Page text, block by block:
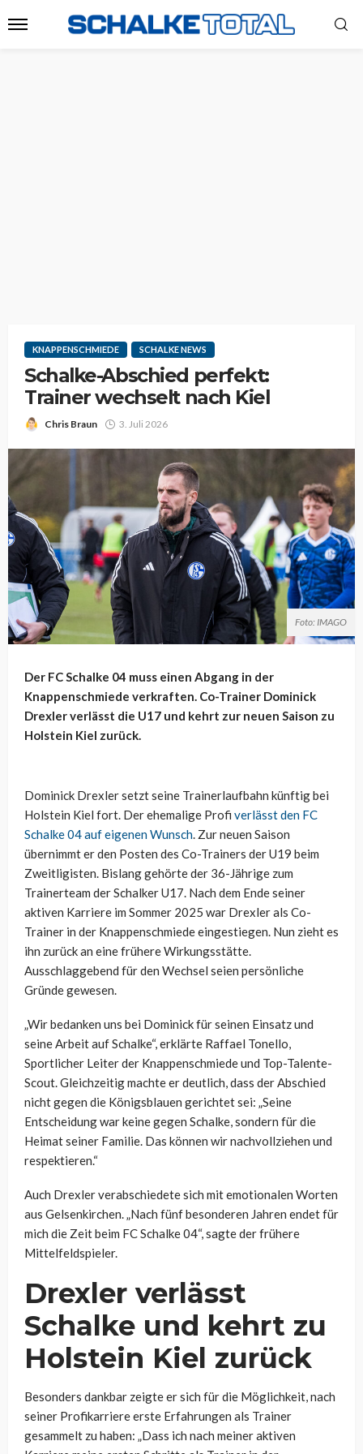
KNAPPENSCHMIEDE SCHALKE NEWS
Schalke-Abschied perfekt:
Trainer wechselt nach Kiel
Chris Braun 3. Juli 2026
Foto: IMAGO
Der FC Schalke 04 muss einen Abgang in der
Knappenschmiede verkraften. Co-Trainer Dominick
Drexler verlässt die U17 und kehrt zur neuen Saison zu
Holstein Kiel zurück.
Dominick Drexler setzt seine Trainerlaufbahn künftig bei
Holstein Kiel fort. Der ehemalige Profi verlässt den FC
Schalke 04 auf eigenen Wunsch. Zur neuen Saison
übernimmt er den Posten des Co-Trainers der U19 beim
Zweitligisten. Bislang gehörte der 36-Jährige zum
Trainerteam der Schalker U17. Nach dem Ende seiner
aktiven Karriere im Sommer 2025 war Drexler als Co-
Trainer in der Knappenschmiede eingestiegen. Nun zieht es
ihn zurück an eine frühere Wirkungsstätte.
Ausschlaggebend für den Wechsel seien persönliche
Gründe gewesen.
„Wir bedanken uns bei Dominick für seinen Einsatz und
seine Arbeit auf Schalke“, erklärte Raffael Tonello,
Sportlicher Leiter der Knappenschmiede und Top-Talente-
Scout. Gleichzeitig machte er deutlich, dass der Abschied
nicht gegen die Königsblauen gerichtet sei: „Seine
Entscheidung war keine gegen Schalke, sondern für die
Heimat seiner Familie. Das können wir nachvollziehen und
respektieren.“
Auch Drexler verabschiedete sich mit emotionalen Worten
aus Gelsenkirchen. „Nach fünf besonderen Jahren endet für
mich die Zeit beim FC Schalke 04“, sagte der frühere
Mittelfeldspieler.
Drexler verlässt
Schalke und kehrt zu
Holstein Kiel zurück
Besonders dankbar zeigte er sich für die Möglichkeit, nach
seiner Profikarriere erste Erfahrungen als Trainer
gesammelt zu haben: „Dass ich nach meiner aktiven